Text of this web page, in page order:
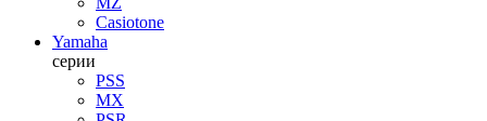
Casiotone
Yamaha
серии
PSS
MX